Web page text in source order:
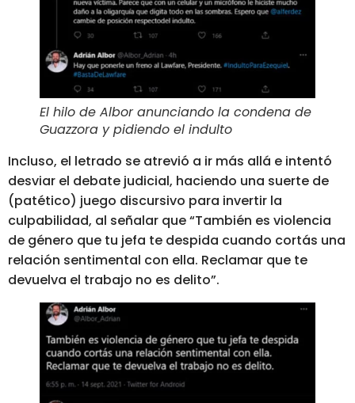
El hilo de Albor anunciando la condena de
Guazzora y pidiendo el indulto
Incluso, el letrado se atrevió a ir más allá e intentó
desviar el debate judicial, haciendo una suerte de
(patético) juego discursivo para invertir la
culpabilidad, al señalar que “También es violencia
de género que tu jefa te despida cuando cortás una
relación sentimental con ella. Reclamar que te
devuelva el trabajo no es delito”.